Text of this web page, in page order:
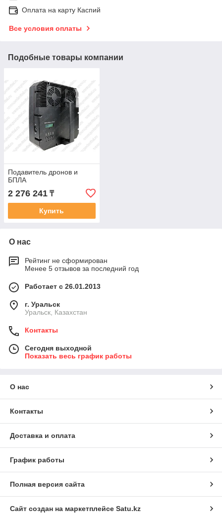
Оплата на карту Каспий
Все условия оплаты
Подобные товары компании
Подавитель дронов и
БПЛА
2 276 241 ₸
Купить
О нас
Рейтинг не сформирован
Менее 5 отзывов за последний год
Работает с 26.01.2013
г. Уральск
Уральск, Казахстан
Контакты
Сегодня выходной
Показать весь график работы
О нас
Контакты
Доставка и оплата
График работы
Полная версия сайта
Сайт создан на маркетплейсе Satu.kz